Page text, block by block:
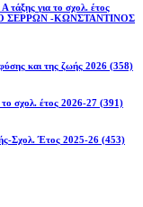
τάξης για το σχολ. έτος
ΣΕΡΡΩΝ -ΚΩΝΣΤΑΝΤΙΝΟΣ
και της ζωής 2026 (358)
σχολ. έτος 2026-27 (391)
Σχολ. Έτος 2025-26 (453)